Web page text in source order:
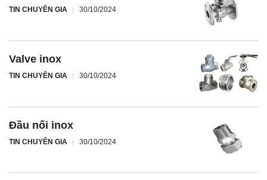
TIN CHUYÊN GIA 30/10/2024
Valve inox
TIN CHUYÊN GIA 30/10/2024
Đầu nối inox
TIN CHUYÊN GIA 30/10/2024